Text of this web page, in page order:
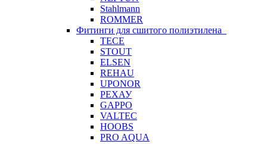
Stahlmann
ROMMER
Фитинги для сшитого полиэтилена
TECE
STOUT
ELSEN
REHAU
UPONOR
РЕХАУ
GAPPO
VALTEC
HOOBS
PRO AQUA